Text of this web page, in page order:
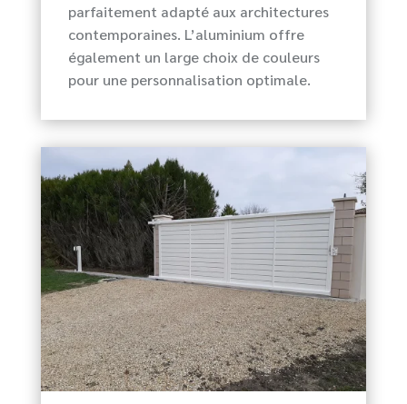
parfaitement adapté aux architectures
contemporaines. L’aluminium offre
également un large choix de couleurs
pour une personnalisation optimale.